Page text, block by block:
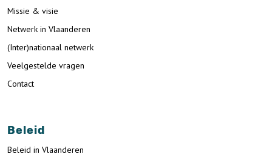
Missie & visie
Netwerk in Vlaanderen
(Inter)nationaal netwerk
Veelgestelde vragen
Contact
Beleid
Beleid in Vlaanderen